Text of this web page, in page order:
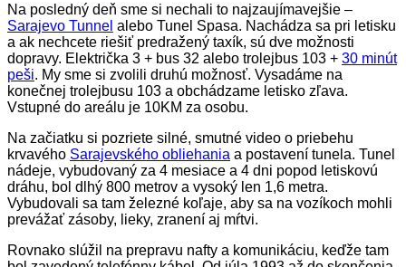
Na posledný deň sme si nechali to najzaujímavejšie –
Sarajevo Tunnel alebo Tunel Spasa. Nachádza sa pri letisku
a ak nechcete riešiť predražený taxík, sú dve možnosti
dopravy. Električka 3 + bus 32 alebo trolejbus 103 + 30 minút
peši. My sme si zvolili druhú možnosť. Vysadáme na
konečnej trolejbusu 103 a obchádzame letisko zľava.
Vstupné do areálu je 10KM za osobu.
Na začiatku si pozriete silné, smutné video o priebehu
krvavého Sarajevského obliehania a postavení tunela. Tunel
nádeje, vybudovaný za 4 mesiace a 4 dni popod letiskovú
dráhu, bol dlhý 800 metrov a vysoký len 1,6 metra.
Vybudovali sa tam železné koľaje, aby sa na vozíkoch mohli
prevážať zásoby, lieky, zranení aj mŕtvi.
Rovnako slúžil na prepravu nafty a komunikáciu, keďže tam